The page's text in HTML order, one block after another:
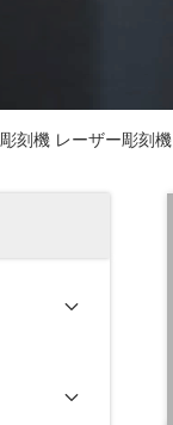
刻機 レーザー彫刻